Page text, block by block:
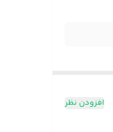
افزودن نظر